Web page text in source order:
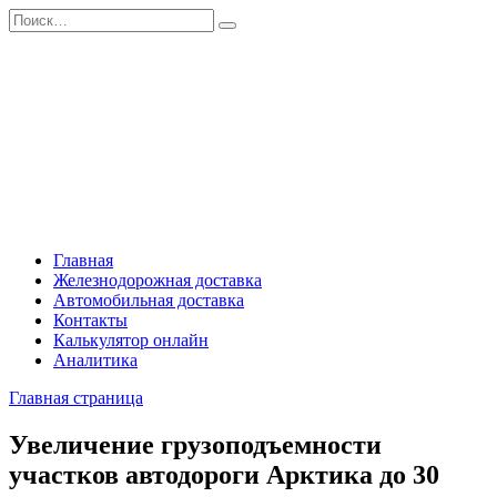
Перейти
к
Search
for:
Главная
Железнодорожная доставка
Автомобильная доставка
Контакты
Калькулятор онлайн
Аналитика
Главная страница
Увеличение грузоподъемности
участков автодороги Арктика до 30